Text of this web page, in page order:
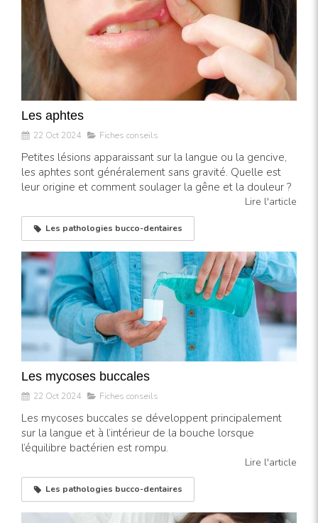
Les aphtes
22 Oct 2024 Fiches conseils
Petites lésions apparaissant sur la langue ou la gencive,
les aphtes sont généralement sans gravité. Quelle est
leur origine et comment soulager la gêne et la douleur ?
Lire l'article
Les pathologies bucco-dentaires
Les mycoses buccales
22 Oct 2024 Fiches conseils
Les mycoses buccales se développent principalement
sur la langue et à l’intérieur de la bouche lorsque
l’équilibre bactérien est rompu.
Lire l'article
Les pathologies bucco-dentaires